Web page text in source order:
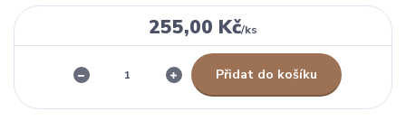
255,00 Kč/ks
Přidat do košíku